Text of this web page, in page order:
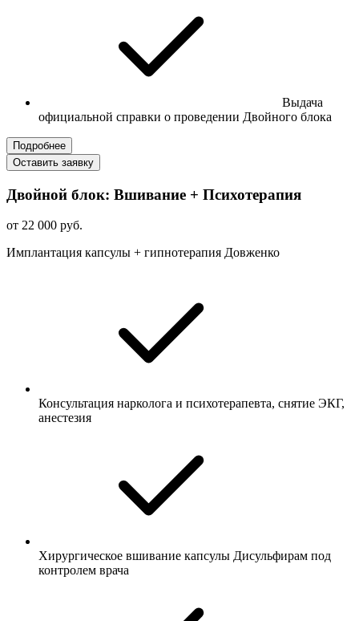
Выдача
официальной справки о проведении Двойного блока
Подробнее
Оставить заявку
Двойной блок: Вшивание + Психотерапия
от 22 000 руб.
Имплантация капсулы + гипнотерапия Довженко
Консультация нарколога и психотерапевта, снятие ЭКГ,
анестезия
Хирургическое вшивание капсулы Дисульфирам под
контролем врача